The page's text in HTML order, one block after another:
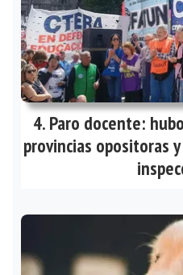
Paro docente:
provincias opositoras